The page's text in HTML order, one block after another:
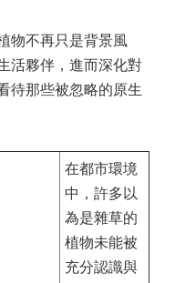
物不再只是背景風
活夥伴，進而深化對
待那些被忽略的原生
在都市環境
中，許多以
為是雜草的
植物未能被
充分認識與